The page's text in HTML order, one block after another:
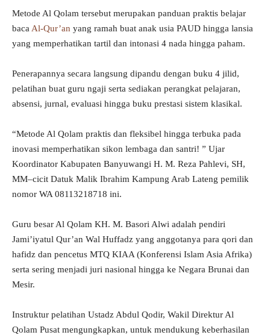
Metode Al Qolam tersebut merupakan panduan praktis belajar
baca Al-Qur’an yang ramah buat anak usia PAUD hingga lansia
yang memperhatikan tartil dan intonasi 4 nada hingga paham.
Penerapannya secara langsung dipandu dengan buku 4 jilid,
pelatihan buat guru ngaji serta sediakan perangkat pelajaran,
absensi, jurnal, evaluasi hingga buku prestasi sistem klasikal.
“Metode Al Qolam praktis dan fleksibel hingga terbuka pada
inovasi memperhatikan sikon lembaga dan santri! ” Ujar
Koordinator Kabupaten Banyuwangi H. M. Reza Pahlevi, SH,
MM–cicit Datuk Malik Ibrahim Kampung Arab Lateng pemilik
nomor WA 08113218718 ini.
Guru besar Al Qolam KH. M. Basori Alwi adalah pendiri
Jami’iyatul Qur’an Wal Huffadz yang anggotanya para qori dan
hafidz dan pencetus MTQ KIAA (Konferensi Islam Asia Afrika)
serta sering menjadi juri nasional hingga ke Negara Brunai dan
Mesir.
Instruktur pelatihan Ustadz Abdul Qodir, Wakil Direktur Al
Qolam Pusat mengungkapkan, untuk mendukung keberhasilan